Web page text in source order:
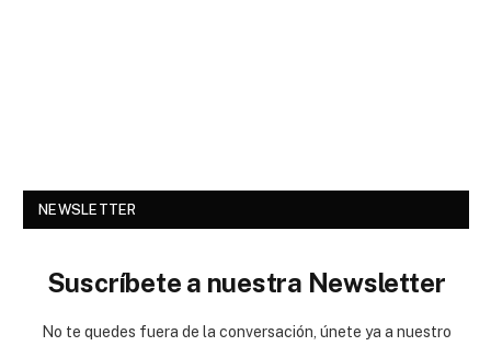
NEWSLETTER
Suscríbete a nuestra Newsletter
No te quedes fuera de la conversación, únete ya a nuestro